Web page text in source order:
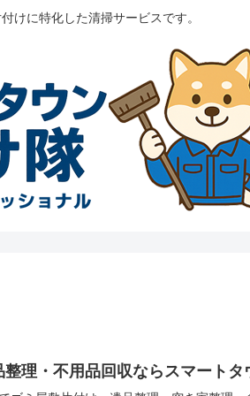
けに特化した清掃サービスです。
理・不用品回収ならスマートタ